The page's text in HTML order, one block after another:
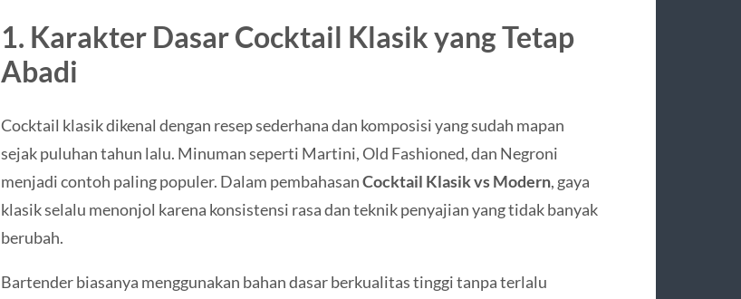
1. Karakter Dasar Cocktail Klasik yang Tetap
Abadi
Cocktail klasik dikenal dengan resep sederhana dan komposisi yang sudah mapan
sejak puluhan tahun lalu. Minuman seperti Martini, Old Fashioned, dan Negroni
menjadi contoh paling populer. Dalam pembahasanCocktail Klasik vs Modern, gaya
klasik selalu menonjol karena konsistensi rasa dan teknik penyajian yang tidak banyak
berubah.
Bartender biasanya menggunakan bahan dasar berkualitas tinggi tanpa terlalu